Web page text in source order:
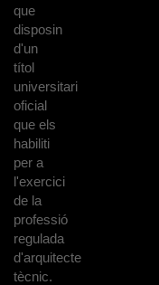
que
disposin
d'un
títol
universitari
oficial
que els
habiliti
per a
l'exercici
de la
professió
regulada
d'arquitecte
tècnic.